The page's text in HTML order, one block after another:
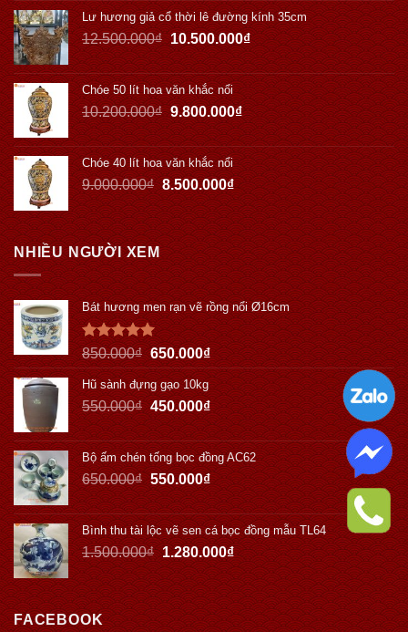
Lư hương giả cổ thời lê đường kính 35cm
12.500.000₫ 10.500.000₫
Chóe 50 lít hoa văn khắc nổi
10.200.000₫ 9.800.000₫
Chóe 40 lít hoa văn khắc nổi
9.000.000₫ 8.500.000₫
NHIỀU NGƯỜI XEM
Bát hương men rạn vẽ rồng nổi Ø16cm
Được xếp
hạng5.00
5 sao
850.000₫ 650.000₫
Hũ sành đựng gạo 10kg
550.000₫ 450.000₫
Bộ ấm chén tống bọc đồng AC62
650.000₫ 550.000₫
Bình thu tài lộc vẽ sen cá bọc đồng mẫu TL64
1.500.000₫ 1.280.000₫
FACEBOOK